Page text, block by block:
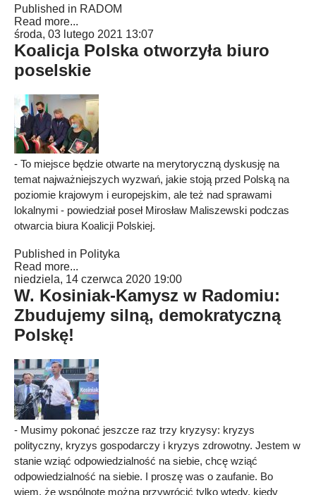
Published in RADOM
Read more...
środa, 03 lutego 2021 13:07
Koalicja Polska otworzyła biuro
poselskie
- To miejsce będzie otwarte na merytoryczną dyskusję na
temat najważniejszych wyzwań, jakie stoją przed Polską na
poziomie krajowym i europejskim, ale też nad sprawami
lokalnymi - powiedział poseł Mirosław Maliszewski podczas
otwarcia biura Koalicji Polskiej.
Published in Polityka
Read more...
niedziela, 14 czerwca 2020 19:00
W. Kosiniak-Kamysz w Radomiu:
Zbudujemy silną, demokratyczną
Polskę!
- Musimy pokonać jeszcze raz trzy kryzysy: kryzys
polityczny, kryzys gospodarczy i kryzys zdrowotny. Jestem w
stanie wziąć odpowiedzialność na siebie, chcę wziąć
odpowiedzialność na siebie. I proszę was o zaufanie. Bo
wiem, że wspólnotę można przywrócić tylko wtedy, kiedy